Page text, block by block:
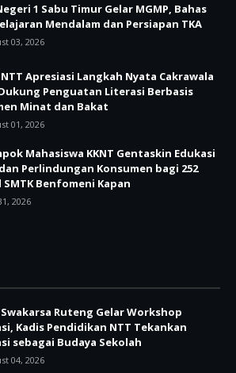
1 Sabu Timur Gelar MGMP, Bahas
Mendalam dan Persiapan TKA
03, 2026
NTT Apresiasi Langkah Nyata Cakrawala
Penguatan Literasi Berbasis
Minat dan Bakat
01, 2026
Mahasiswa KKNT Gentaskin Edukasi
dan Perlindungan Konsumen bagi 252
Benfomeni Kapan
2026
Swakarsa Ruteng Gelar Workshop
Kadis Pendidikan NTT Tekankan
sebagai Budaya Sekolah
04, 2026